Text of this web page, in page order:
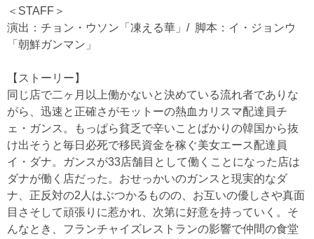
＜STAFF＞
演出：チョン・ウソン「凍える華」/ 脚本：イ・ジョンウ
「朝鮮ガンマン」
【ストーリー】
同じ店で二ヶ月以上働かないと決めている流れ者でありな
がら、迅速と正確さがモットーの熱血カリスマ配達員チ
ェ・ガンス。もっぱら貧乏で辛いことばかりの韓国から抜
け出そうと毎日必死で移民資金を稼ぐ美女エース配達員
イ・ダナ。ガンスが33店舗目として働くことになった店は
ダナが働く店だった。おせっかいのガンスと現実的なダ
ナ、正反対の2人はぶつかるものの、お互いの優しさや真面
目さそして頑張りに惹かれ、次第に好意を持っていく。そ
んなとき、フランチャイズレストランの影響で仲間の食堂